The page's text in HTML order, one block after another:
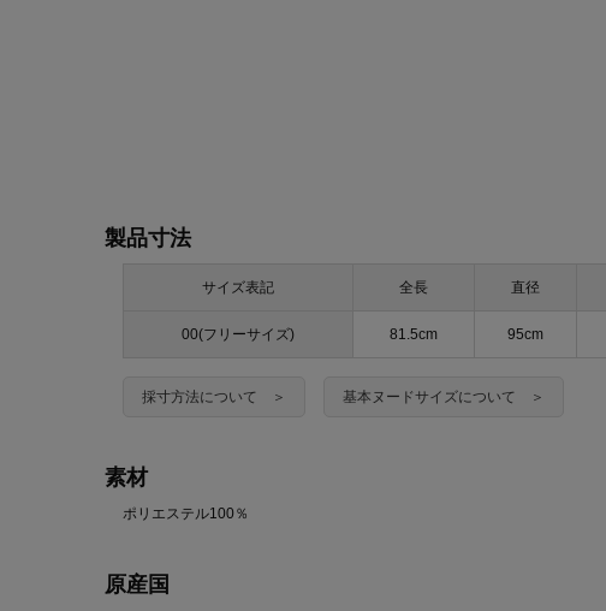
製品寸法
サイズ表記 全長 直径
00(フリーサイズ) 81.5cm 95cm
採寸方法について ＞ 基本ヌードサイズについて ＞
素材
ポリエステル100％
原産国